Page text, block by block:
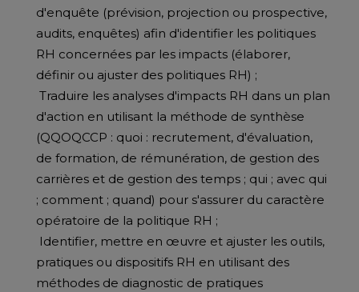
d'enquête (prévision, projection ou prospective,
audits, enquêtes) afin d'identifier les politiques
RH concernées par les impacts (élaborer,
définir ou ajuster des politiques RH) ;
Traduire les analyses d'impacts RH dans un plan
d'action en utilisant la méthode de synthèse
(QQOQCCP : quoi : recrutement, d'évaluation,
de formation, de rémunération, de gestion des
carrières et de gestion des temps ; qui ; avec qui
; comment ; quand) pour s'assurer du caractère
opératoire de la politique RH ;
Identifier, mettre en œuvre et ajuster les outils,
pratiques ou dispositifs RH en utilisant des
méthodes de diagnostic de pratiques